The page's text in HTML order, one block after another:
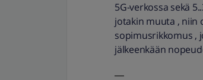
5G-verkossa sekä
jotakin muuta , niin
sopimusrikkomus ,
jälkeenkään